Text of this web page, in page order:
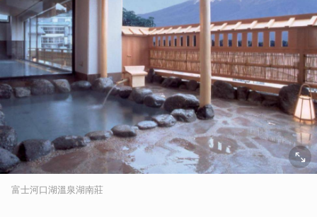
富士河口湖溫泉湖南莊